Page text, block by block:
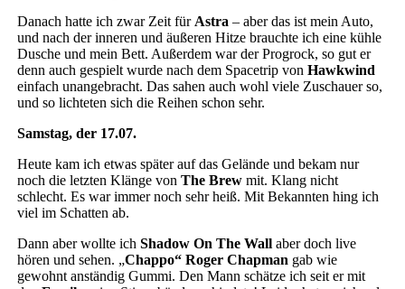
Danach hatte ich zwar Zeit für Astra – aber das ist mein Auto,
und nach der inneren und äußeren Hitze brauchte ich eine kühle
Dusche und mein Bett. Außerdem war der Progrock, so gut er
denn auch gespielt wurde nach dem Spacetrip von Hawkwind
einfach unangebracht. Das sahen auch wohl viele Zuschauer so,
und so lichteten sich die Reihen schon sehr.
Samstag, der 17.07.
Heute kam ich etwas später auf das Gelände und bekam nur
noch die letzten Klänge von The Brewmit. Klang nicht
schlecht. Es war immer noch sehr heiß. Mit Bekannten hing ich
viel im Schatten ab.
Dann aber wollte ich Shadow On The Wallaber doch live
hören und sehen. „Chappo“ Roger Chapman gab wie
gewohnt anständig Gummi. Den Mann schätze ich seit er mit